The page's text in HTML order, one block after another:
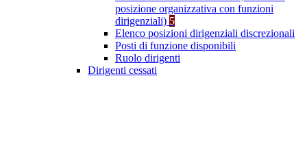
posizione organizzativa con funzioni
dirigenziali) 5
Elenco posizioni dirigenziali discrezionali
Posti di funzione disponibili
Ruolo dirigenti
Dirigenti cessati